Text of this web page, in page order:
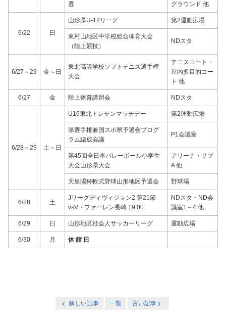
選
グラウンド 他
6/22 日
山形県U-12リーグ 第2運動広場
東村山地区中学校総合体育大会
（陸上競技）
NDスタ
6/27～29 金～日
東北高等学校ソフトテニス選手権
大会
テニスコート・
屋内多目的コー
ト 他
6/27 金 陸上体育講習会 NDスタ
6/28～29 土～日
U16東北トレセンマッチデー 第2運動広場
県選手権兼国スポ県予選会プログ
ラム編成会議
P1会議室
第45回全日本バレーボール小学生
大会山形県大会
アリーナ・サブ
A 他
天皇賜杯軟式野球山形地区予選会 野球場
6/28 土
Jリーグディヴィジョン2 第21節
vsV・ファーレン長崎 19:00
NDスタ・ND会
議室1～4 他
6/29 日 山形地区社会人サッカーリーグ 運動広場
6/30 月 休 館 日
新しい記事 一覧 古い記事